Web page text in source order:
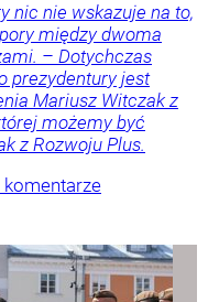
nic nie wskazuje na to,
między dwoma
– Dotychczas
prezydentury jest
Mariusz Witczak z
możemy być
z Rozwoju Plus.
komentarze